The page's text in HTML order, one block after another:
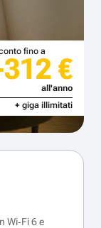
fino a
€
all'anno
+ giga illimitati
Wi‑Fi 6 e